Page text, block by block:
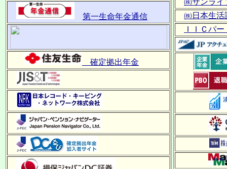
第一生命年金通信
確定拠出年金
㈱サンラ
㈱日本生活
ＩＩＣパ